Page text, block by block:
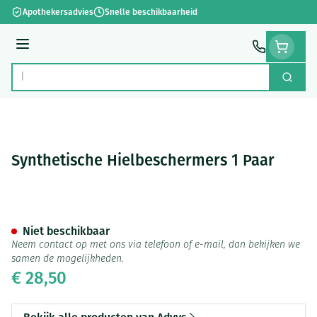
Ga naar de inhoud
Apothekersadvies Snelle beschikbaarheid
Menu
Product, merk, categorie... Zoek
Synthetische Hielbeschermers 1 Paar
€ 28,50
Niet beschikbaar
Neem contact op met ons via telefoon of e-mail, dan bekijken we
samen de mogelijkheden.